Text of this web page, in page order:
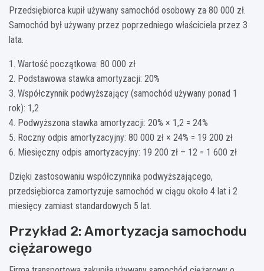
Przedsiębiorca kupił używany samochód osobowy za 80 000 zł.
Samochód był używany przez poprzedniego właściciela przez 3
lata.
1. Wartość początkowa: 80 000 zł
2. Podstawowa stawka amortyzacji: 20%
3. Współczynnik podwyższający (samochód używany ponad 1
rok): 1,2
4. Podwyższona stawka amortyzacji: 20% × 1,2 = 24%
5. Roczny odpis amortyzacyjny: 80 000 zł × 24% = 19 200 zł
6. Miesięczny odpis amortyzacyjny: 19 200 zł ÷ 12 = 1 600 zł
Dzięki zastosowaniu współczynnika podwyższającego,
przedsiębiorca zamortyzuje samochód w ciągu około 4 lat i 2
miesięcy zamiast standardowych 5 lat.
Przykład 2: Amortyzacja samochodu
ciężarowego